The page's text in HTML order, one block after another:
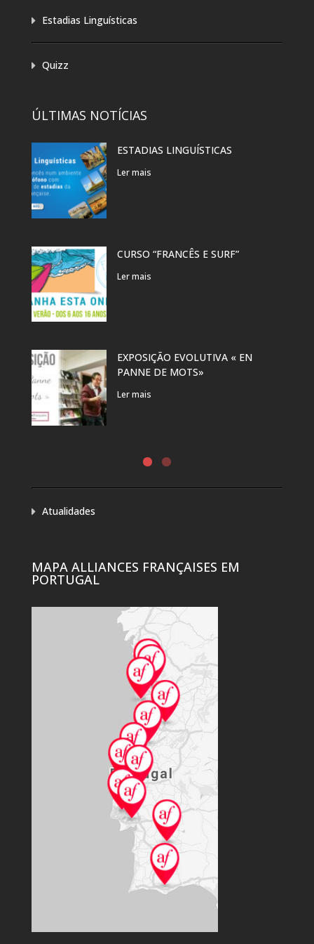
Estadias Linguísticas
Quizz
ÚLTIMAS NOTÍCIAS
ESTADIAS LINGUÍSTICAS
Ler mais
CURSO “FRANCÊS E SURF”
Ler mais
EXPOSIÇÃO EVOLUTIVA « EN
PANNE DE MOTS»
Ler mais
Atualidades
MAPA ALLIANCES FRANÇAISES EM
PORTUGAL